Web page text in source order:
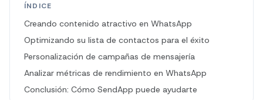
ÍNDICE
Creando contenido atractivo en WhatsApp
Optimizando su lista de contactos para el éxito
Personalización de campañas de mensajería
Analizar métricas de rendimiento en WhatsApp
Conclusión: Cómo SendApp puede ayudarte